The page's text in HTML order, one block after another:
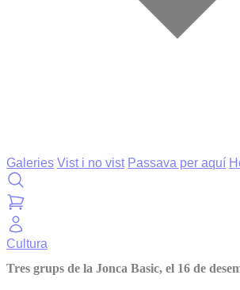
Galeries Vist i no vist Passava per aquí
Cultura
Tres grups de la Jonca Basic, el 16 de